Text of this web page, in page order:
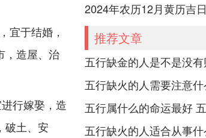
宜于结婚，
，造屋、治
行嫁娶，造
破土、安
2024年农历12月黄历吉日
推荐文章